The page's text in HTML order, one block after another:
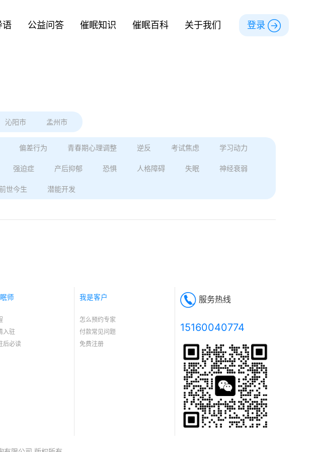
语 公益问答 催眠知识 催眠百科 关于我们 登录
沁阳市 孟州市
偏差行为 青春期心理调整 逆反 考试焦虑 学习动力
强迫症 产后抑郁 恐惧 人格障碍 失眠 神经衰弱
世今生 潜能开发
师
入驻
后必读
我是客户
怎么预约专家
付款常见问题
免费注册
服务热线
15160040774